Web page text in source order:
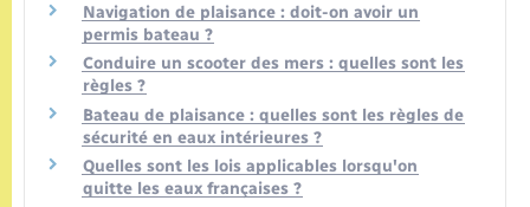
Navigation de plaisance : doit-on avoir un
permis bateau ?
Conduire un scooter des mers : quelles sont les
règles ?
Bateau de plaisance : quelles sont les règles de
sécurité en eaux intérieures ?
Quelles sont les lois applicables lorsqu'on
quitte les eaux françaises ?